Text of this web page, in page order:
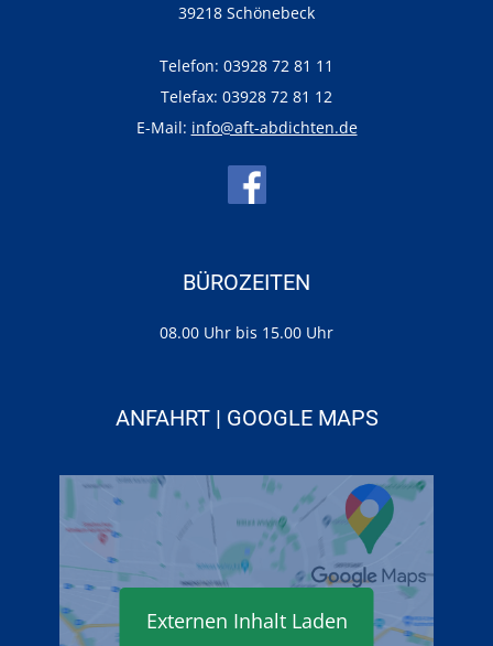
39218 Schönebeck
Telefon: 03928 72 81 11
Telefax: 03928 72 81 12
E-Mail: info@aft-abdichten.de
BÜROZEITEN
08.00 Uhr bis 15.00 Uhr
ANFAHRT | GOOGLE MAPS
Externen Inhalt Laden